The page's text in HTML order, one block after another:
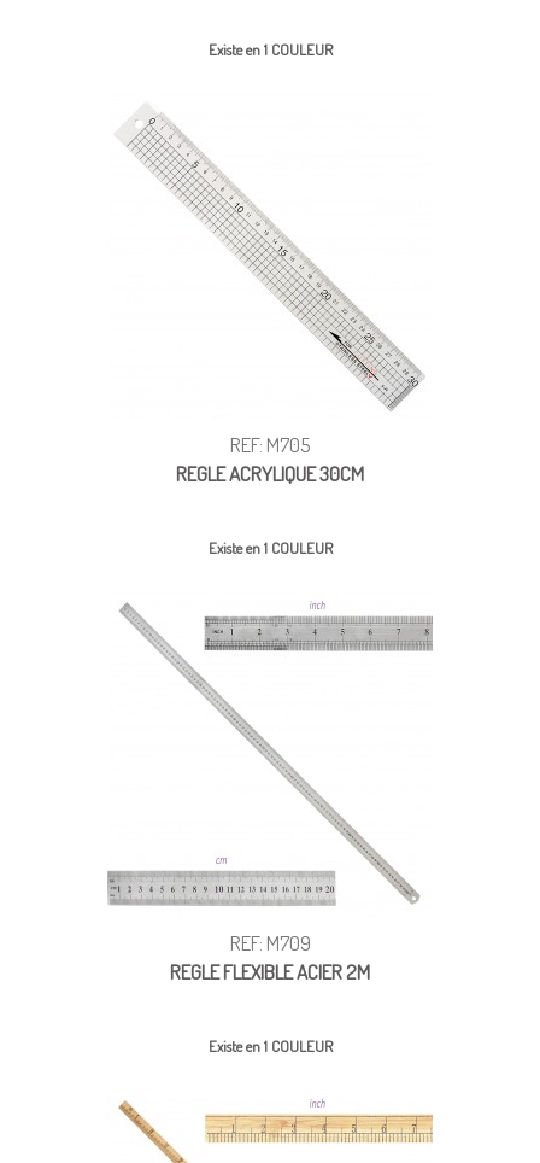
Existe en 1 COULEUR
REF: M705
REGLE ACRYLIQUE 30CM
Existe en 1 COULEUR
REF: M709
REGLE FLEXIBLE ACIER 2M
Existe en 1 COULEUR